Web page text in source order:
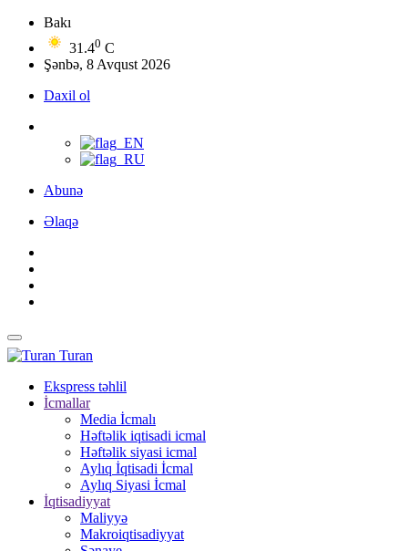
Bakı
31.40 C
Şənbə, 8 Avqust 2026
Daxil ol
Abunə
Əlaqə
Turan
Ekspress təhlil
İcmallar
Media İcmalı
Həftəlik iqtisadi icmal
Həftəlik siyasi icmal
Aylıq İqtisadi İcmal
Aylıq Siyasi İcmal
İqtisadiyyat
Maliyyə
Makroiqtisadiyyat